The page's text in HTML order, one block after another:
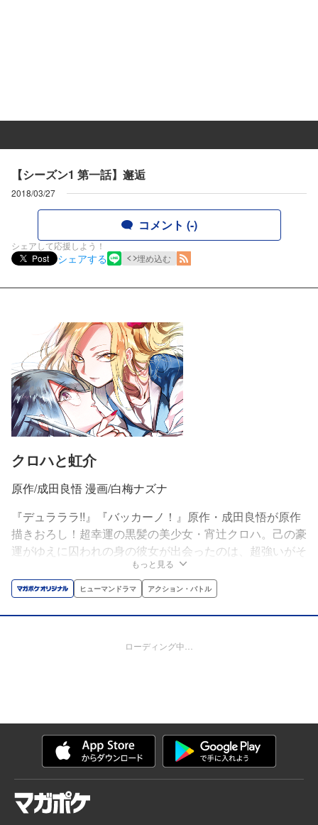
【シーズン1 第一話】邂逅
2018/03/27
コメント (-)
シェアして応援しよう！
Post
シェアする 埋め込む
クロハと虹介
原作/成田良悟 漫画/白梅ナズナ
『デュラララ!!』『バッカーノ！』原作・成田良悟が原作
描きおろし！超幸運の黒髪の美少女・宵辻クロハ。己の豪
運がゆえに囚われの身の彼女が出会ったのは、超強いがそ
れ以上に超不運な男・室川虹介だった……。真逆・正反
対・対極の二人が巻き起こすノンストップ・アクショ
ン！ 「もっと応援する」で表示されるお礼イラスト、新
作を随時アップしています！ 応援よろしくお願いします
もっと見る
ヒューマンドラマ アクション・バトル
ローディング中…